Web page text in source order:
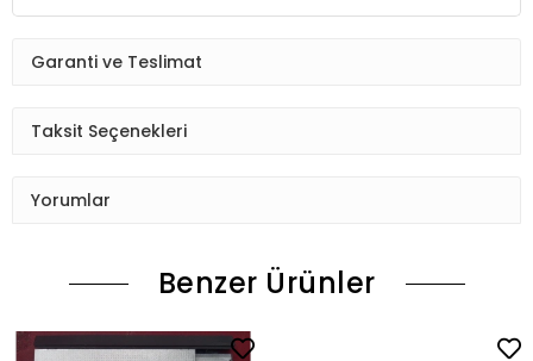
Garanti ve Teslimat
Taksit Seçenekleri
Yorumlar
Benzer Ürünler